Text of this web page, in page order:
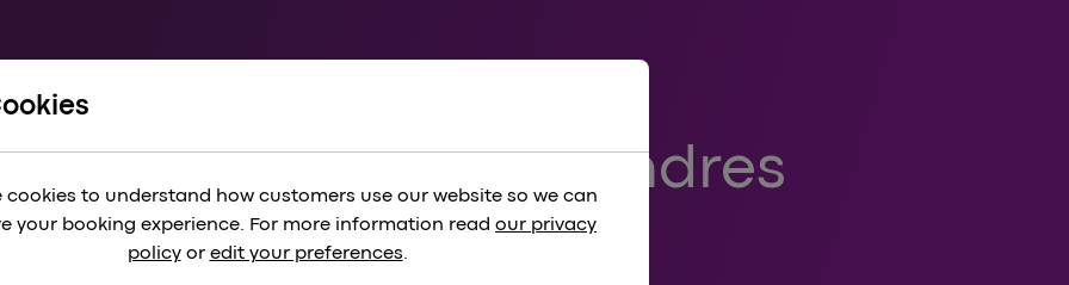
magie de Noël à Londres
avec Heathrow Express
cookies to understand how customers use our website so we can
your booking experience. For more information read our privacy
policyor edit your preferences.